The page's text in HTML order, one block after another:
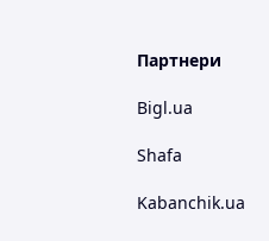
Партнери
Bigl.ua
Shafa
Kabanchik.ua